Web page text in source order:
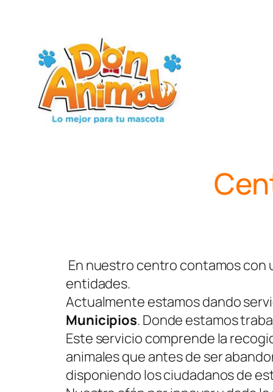
content
En nuestro centro contamos con
entidades.
Actualmente estamos dando
Municipios. Donde estamos
Este servicio comprende la
animales que antes de ser
disponiendo los ciudadanos de